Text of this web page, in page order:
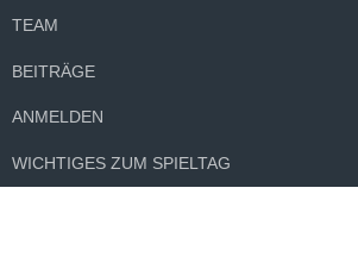
TEAM
BEITRÄGE
ANMELDEN
WICHTIGES ZUM SPIELTAG